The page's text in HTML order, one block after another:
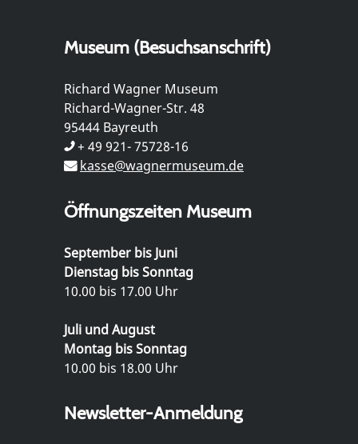
Museum (Besuchsanschrift)
Richard Wagner Museum
Richard-Wagner-Str. 48
95444 Bayreuth
+ 49 921- 75728-16
kasse@wagnermuseum.de
Öffnungszeiten Museum
September bis Juni
Dienstag bis Sonntag
10.00 bis 17.00 Uhr
Juli und August
Montag bis Sonntag
10.00 bis 18.00 Uhr
Newsletter-Anmeldung